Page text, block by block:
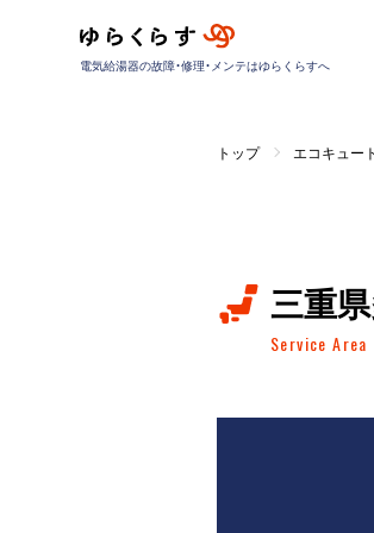
電気給湯器の故障・修理・メンテはゆらくらすへ
トップ エコキュー
三重
Service Area